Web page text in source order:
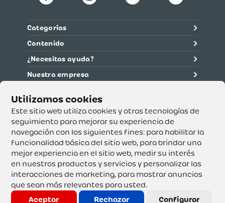
Este sitio web utiliza cookies y otras tecnologías de
seguimiento para mejorar su experiencia de
navegación con los siguientes fines: para habilitar la
funcionalidad básica del sitio web, para brindar una
mejor experiencia en el sitio web, medir su interés
en nuestros productos y servicios y personalizar las
interacciones de marketing, para mostrar anuncios
que sean más relevantes para usted.
Aceptar
Rechazar Configurar
Categorías
Contenido
¿Necesitas ayuda?
Nuestra empresa
Supertiendas y Drogería Olímpica S.A. - Nit 890.107.487 -
Dirección de notificación: Calle 53 No. 46-192 local 3-01
Teléfono: 3232540999 - Correo:
servicioalcliente@olimpica.com.co
Copyright o Actualización 2023 OLÍMPICA S.A. Derechos
Reservados.